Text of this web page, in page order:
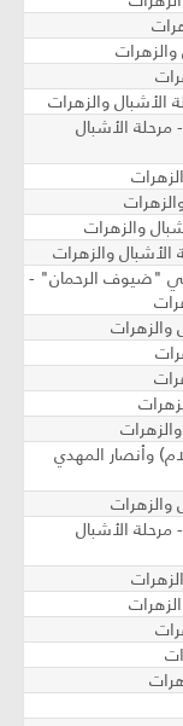
- مرحلة الأشبال
"ضيوف الرحمان" -
وأنصار المهدي
مرحلة الأشبال